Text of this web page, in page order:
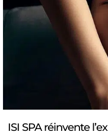
ISI SPA réinvente